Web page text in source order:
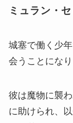
ミュラン・
城塞で働く少
会うことになり
彼は魔物に襲
に助けられ、